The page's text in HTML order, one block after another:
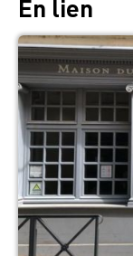
En lien